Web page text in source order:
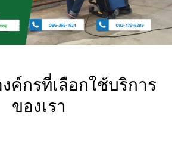
ค์กรที่เลือกใช้บริการ
ของเรา